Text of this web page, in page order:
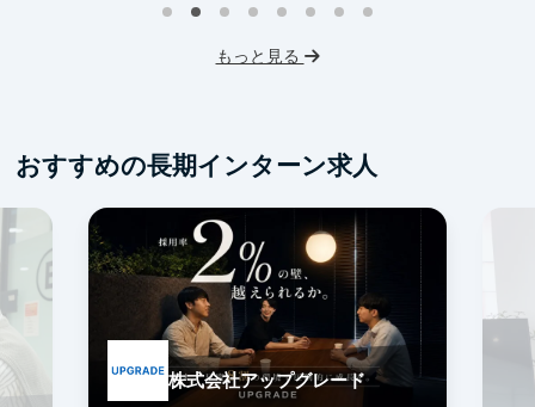
もっと見る
おすすめの長期インターン求人
株式会社アップグレード